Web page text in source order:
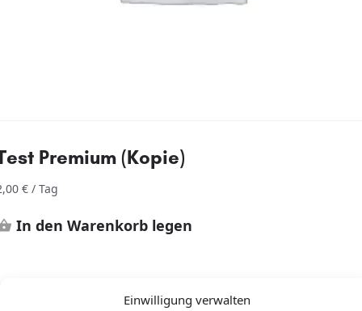
Einwilligung verwalten
Premium (Kopie)
€ / Tag
In den Warenkorb legen